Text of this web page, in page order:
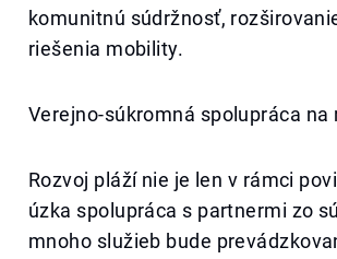
komunitnú súdržnosť,
riešenia mobility.
Verejno-súkromná spolupráca na
Rozvoj pláží nie je len v rámci
úzka spolupráca s partnermi zo
mnoho služieb bude